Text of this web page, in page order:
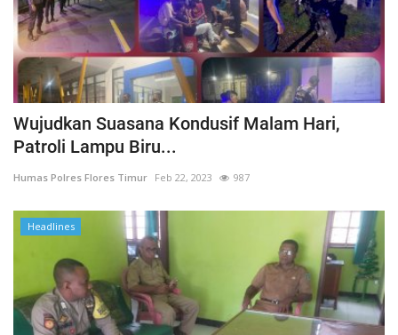
Wujudkan Suasana Kondusif Malam Hari,
Patroli Lampu Biru...
Humas Polres Flores Timur Feb 22, 2023 987
Headlines